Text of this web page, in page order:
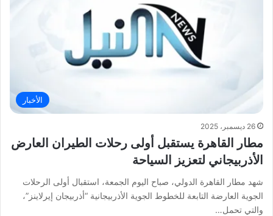
الأخبار
26 ديسمبر، 2025
مطار القاهرة يستقبل أولى رحلات الطيران العارض
الأذربيجاني لتعزيز السياحة
شهد مطار القاهرة الدولي، صباح اليوم الجمعة، استقبال أولى الرحلات
الجوية العارضة التابعة للخطوط الجوية الأذربيجانية “أذربيجان إيرلاينز”،
والتي تحمل…